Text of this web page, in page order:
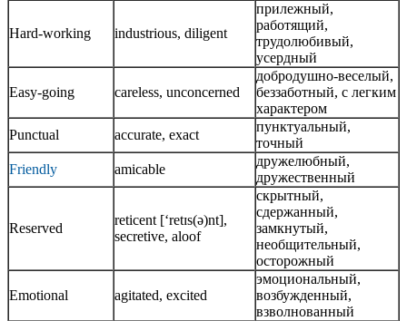
Hard-working industrious, diligent
прилежный,
работящий,
трудолюбивый,
усердный
Easy-going careless, unconcerned
добродушно-веселый,
беззаботный, с легким
характером
Punctual
accurate, exact
пунктуальный,
точный
Friendly
amicable
дружелюбный,
дружественный
Reserved
reticent [‘retɪs(ə)nt],
secretive, aloof
скрытный,
сдержанный,
замкнутый,
необщительный,
осторожный
Emotional agitated, excited
эмоциональный,
возбужденный,
взволнованный